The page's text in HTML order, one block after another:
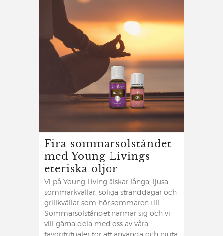
Fira sommarsolståndet
med Young Livings
eteriska oljor
Vi på Young Living älskar långa, ljusa
sommarkvällar, soliga stranddagar och
grillkvällar som hör sommaren till.
Sommarsolståndet närmar sig och vi
vill gärna dela med oss av våra